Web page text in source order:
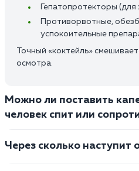
Гепатопротекторы (для
Противорвотные,
успокоительные
Точный «коктейль»
осмотра.
Можно ли поставить
человек спит или
Через сколько наступит